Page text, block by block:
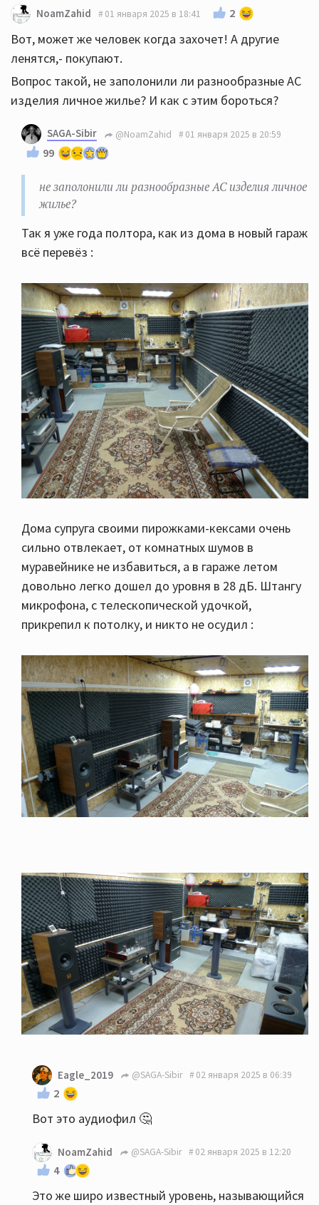
NoamZahid 01 января 2025 в 18:41 2
Вот, может же человек когда захочет! А другие
ленятся,- покупают.
Вопрос такой, не заполонили ли разнообразные АС
изделия личное жилье? И как с этим бороться?
SAGA-Sibir @NoamZahid 01 января 2025 в 20:59
99
не заполонили ли разнообразные АС изделия личное
жилье?
Так я уже года полтора, как из дома в новый гараж
всё перевёз :
Дома супруга своими пирожками-кексами очень
сильно отвлекает, от комнатных шумов в
муравейнике не избавиться, а в гараже летом
довольно легко дошел до уровня в 28 дБ. Штангу
микрофона, с телескопической удочкой,
прикрепил к потолку, и никто не осудил :
Eagle_2019 @SAGA-Sibir 02 января 2025 в 06:39
2
Вот это аудиофил 🤔
NoamZahid @SAGA-Sibir 02 января 2025 в 12:20
4
Это же широ известный уровень, называющийся